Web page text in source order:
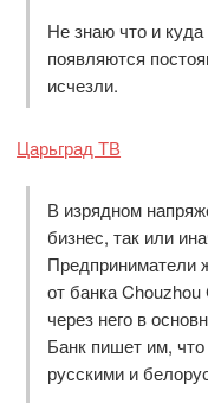
Не знаю что и
появляются
исчезли.
Царьград ТВ
В изрядном
бизнес, так или
Предприниматели
от банка Chouzhou
через него в
Банк пишет им,
русскими и